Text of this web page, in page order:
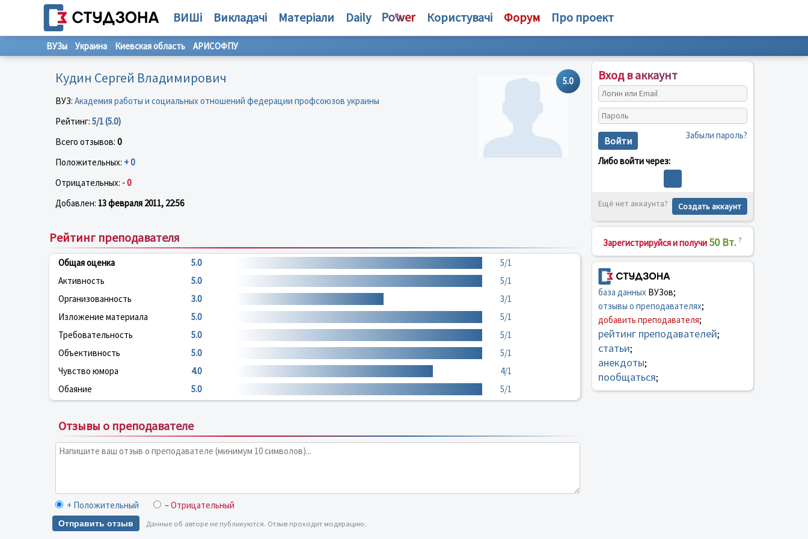
ВИШі Викладачі Матеріали Daily Користувачі Форум Про проект
ВУЗы Украина Киевская область АРИСОФПУ
5.0
Кудин Сергей Владимирович
ВУЗ: Академия работы и социальных отношений федерации профсоюзов украины
Рейтинг: 5/1 (5.0)
Всего отзывов: 0
Положительных: + 0
Отрицательных: - 0
Добавлен: 13 февраля 2011, 22:56
Рейтинг преподавателя
Общая оценка 5.0
5/1
Активность
5.0
5/1
Организованность
3.0
3/1
Изложение материала
5.0
5/1
Требовательность
5.0
5/1
Объективность
5.0
5/1
Чувство юмора
4.0
4/1
Обаяние
5.0 5/1
Отзывы о преподавателе
+ Положительный – Отрицательный
Отправить отзыв Данные об авторе не публикуются. Отзыв проходит модерацию.
Вход в аккаунт
Войти Забыли пароль?
Либо войти через:
Ещё нет аккаунта? Создать аккаунт
Зарегистрируйся и получи 50 Вт. ?
база данныхВУЗов;
отзывы о преподавателях;
добавить преподавателя;
рейтинг преподавателей;
статьи;
анекдоты;
пообщаться;